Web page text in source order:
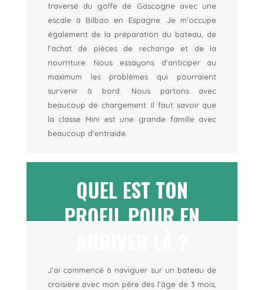
traversé du golfe de Gascogne avec une
escale à Bilbao en Espagne. Je m’occupe
également de la préparation du bateau, de
l’achat de pièces de rechange et de la
nourriture. Nous essayons d’anticiper au
maximum les problèmes qui pourraient
survenir à bord. Nous partons avec
beaucoup de chargement. Il faut savoir que
la classe Mini est une grande famille avec
beaucoup d’entraide.
QUEL EST TON
PROFIL POUR EN
J’ai commencé à naviguer sur un bateau de
croisière avec mon père dès l’âge de 3 mois,